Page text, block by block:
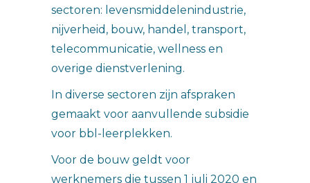
sectoren: levensmiddelenindustrie,
nijverheid, bouw, handel, transport,
telecommunicatie, wellness en
overige dienstverlening.
In diverse sectoren zijn afspraken
gemaakt voor aanvullende subsidie
voor bbl-leerplekken.
Voor de bouw geldt voor
werknemers die tussen 1 juli 2020 en